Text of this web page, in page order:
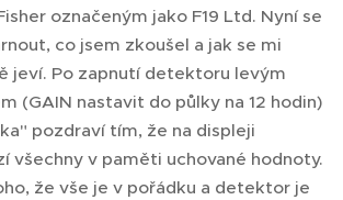
označeným jako F19 Ltd. Nyní se
co jsem zkoušel a jak se mi
jeví. Po zapnutí detektoru levým
(GAIN nastavit do půlky na 12 hodin)
pozdraví tím, že na displeji
všechny v paměti uchované hodnoty.
že vše je v pořádku a detektor je